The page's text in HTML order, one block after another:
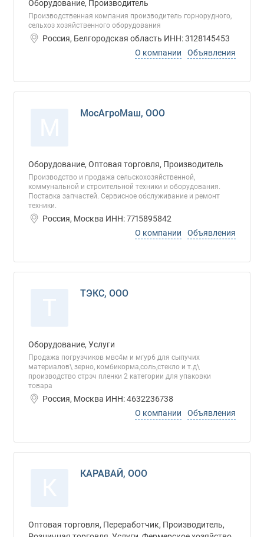
Оборудование, Производитель
Производственная компания производитель горнорудного,
сельхоз хозяйственного оборудования
Россия, Белгородская область ИНН: 3128145453
О компании
Объявления
МосАгроМаш, ООО
Оборудование, Оптовая торговля, Производитель
Производство и продажа сельскохозяйственной,
коммунальной и строительной техники и оборудования.
Поставка запчастей. Сервисное обслуживание и ремонт
техники.
Россия, Москва ИНН: 7715895842
О компании
Объявления
ТЭКС, ООО
Оборудование, Услуги
Продажа погрузчиков мвс4м и мгур6 для сыпучих
материалов\ зерно, комбикорма,соль,стекло и т.д\
производство стрэч пленки 2 категории для упаковки
товара
Россия, Москва ИНН: 4632236738
О компании
Объявления
КАРАВАЙ, ООО
Оптовая торговля, Переработчик, Производитель,